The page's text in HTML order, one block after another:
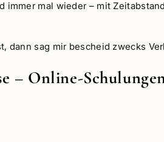
immer mal wieder – mit
dann sag mir bescheid zwecks
– Online-